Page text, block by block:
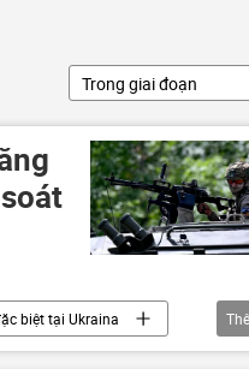
Trong giai đoạn
biệt tại Ukraina
Thế giới